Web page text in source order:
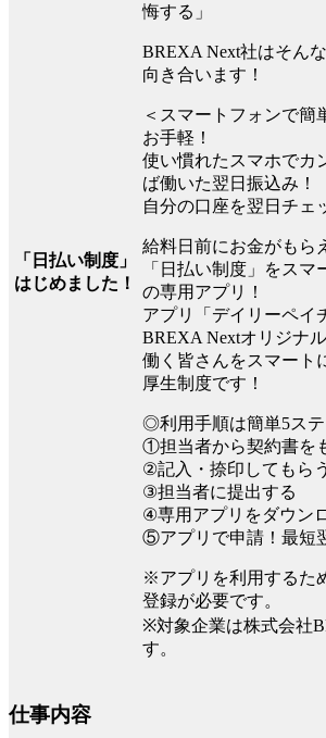
「日払い制度」
はじめました！
悔する」
BREXA Next社はそん
向き合います！
＜スマートフォンで簡
お手軽！
使い慣れたスマホでカ
ば働いた翌日振込み！
自分の口座を翌日チェ
給料日前にお金がもら
「日払い制度」をス
の専用アプリ！
アプリ「デイリーペイ
BREXA Nextオリジナ
働く皆さんをスマート
厚生制度です！
◎利用手順は簡単5ス
①担当者から契約書を
②記入・捺印してもらう
③担当者に提出する
④専用アプリをダウン
⑤アプリで申請！最短
※アプリを利用するた
登録が必要です。
※対象企業は株式会社
す。
仕事内容